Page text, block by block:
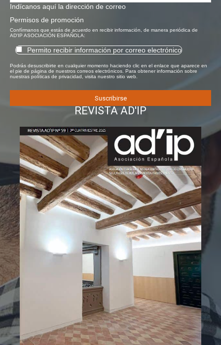
Indícanos aquí la dirección de correo
Permisos de promoción
Confírmanos que estás de acuerdo en recibir información, de manera periódica de
AD'IP ASOCIACIÓN ESPAÑOLA:
Permito recibir información por correo electrónico
Podrás desuscribirte en cualquier momento haciendo clic en el enlace que aparece en
el pie de página de nuestros correos electrónicos. Para obtener información sobre
nuestras políticas de privacidad, visita nuestro sitio web.
REVISTA AD'IP